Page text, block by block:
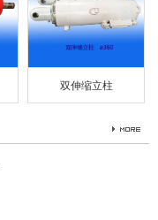
双伸缩立柱